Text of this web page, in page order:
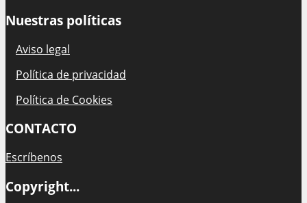
Nuestras políticas
Aviso legal
Política de privacidad
Política de Cookies
CONTACTO
Escríbenos
Copyright...